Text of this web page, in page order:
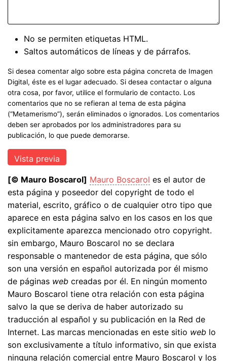
No se permiten etiquetas HTML.
Saltos automáticos de líneas y de párrafos.
Si desea comentar algo sobre esta página concreta de Imagen
Digital, éste es el lugar adecuado. Si desea contactar o alguna
otra cosa, por favor, utilice el formulario de contacto. Los
comentarios que no se refieran al tema de esta página
(“Metamerismo”), serán eliminados o ignorados. Los comentarios
deben ser aprobados por los administradores para su
publicación, lo que puede demorarse.
[© Mauro Boscarol] Mauro Boscarol es el autor de
esta página y poseedor del copyright de todo el
material, escrito, gráfico o de cualquier otro tipo que
aparece en esta página salvo en los casos en los que
explicitamente aparezca mencionado otro copyright.
sin embargo, Mauro Boscarol no se declara
responsable o mantenedor de esta página, que sólo
son una versión en español autorizada por él mismo
de páginas web creadas por él. En ningún momento
Mauro Boscarol tiene otra relación con esta página
salvo la que se deriva de haber autorizado su
traducción al español y su publicación en la Red de
Internet. Las marcas mencionadas en este sitio web lo
son exclusivamente a título informativo, sin que exista
ninguna relación comercial entre Mauro Boscarol y los